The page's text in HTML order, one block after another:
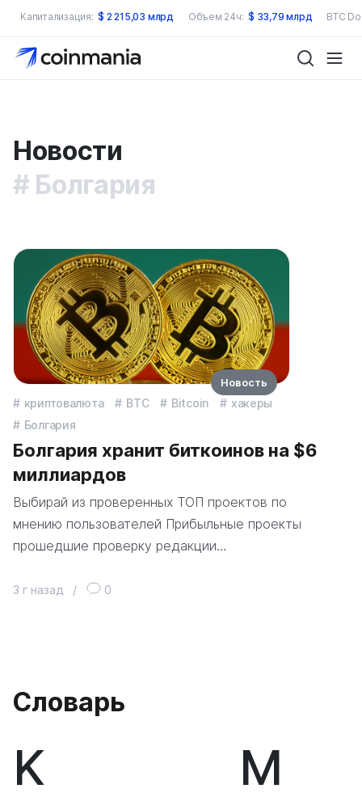
Капитализация: $ 2 215,03 млрд Объем 24ч: $ 33,79 млрд BTC
Новости
Болгария
криптовалюта BTC Bitcoin
хакеры
Болгария
Болгария хранит биткоинов на $6
миллиардов
Выбирай из проверенных ТОП проектов по
мнению пользователей Прибыльные проекты
прошедшие проверку редакции…
3 г назад / 0
Новость
Словарь
K М